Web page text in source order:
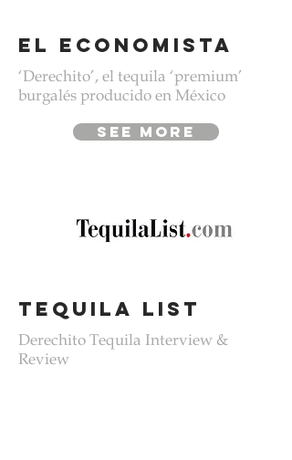
el economista
‘Derechito’, el tequila ‘premium’
burgalés producido en México
see more
tequila list
Derechito Tequila Interview &
Review